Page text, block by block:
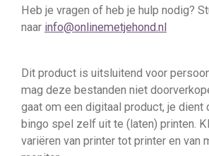
Heb je vragen of heb je hulp nodig?
naar info@onlinemetjehond.nl
Dit product is uitsluitend voor
mag deze bestanden niet
gaat om een digitaal product, je dient
bingo spel zelf uit te (laten) printen.
variëren van printer tot printer en van